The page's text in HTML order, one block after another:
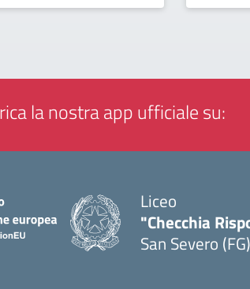
la nostra app ufficiale su:
Liceo
"Checchia
San Severo (FG)